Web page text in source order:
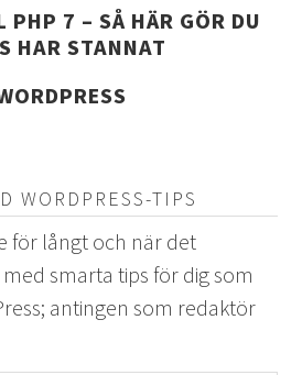
7 – SÅ HÄR GÖR DU
HAR STANNAT
WORDPRESS-TIPS
för långt och när det
smarta tips för dig som
antingen som redaktör